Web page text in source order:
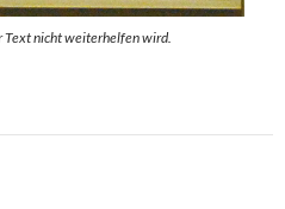
Text nicht weiterhelfen wird.